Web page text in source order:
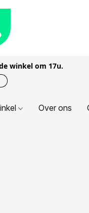
winkel om 17u.
Over ons